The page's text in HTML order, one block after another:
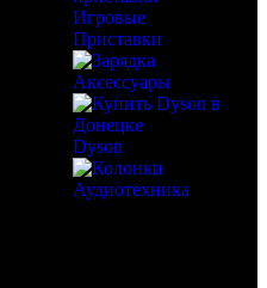
Игровые
Приставки
Аксессуары
Dyson
Аудиотехника